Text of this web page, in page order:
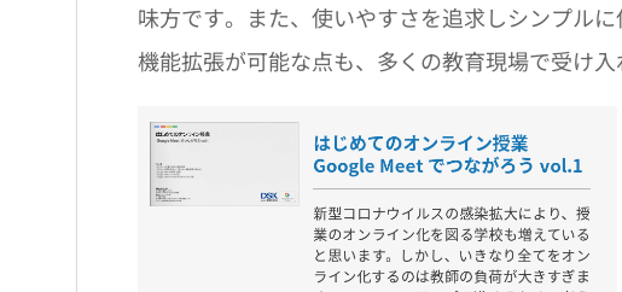
味方です。また、使いやすさを追求しシンプル
機能拡張が可能な点も、多くの教育現場で受け入